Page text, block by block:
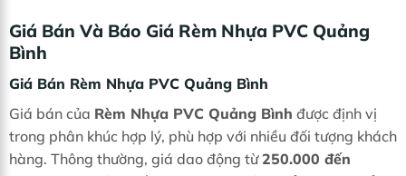
Giá Bán Và Báo Giá Rèm Nhựa PVC Quảng
Bình
Giá Bán Rèm Nhựa PVC Quảng Bình
Giá bán của Rèm Nhựa PVC Quảng Bình được định vị
trong phân khúc hợp lý, phù hợp với nhiều đối tượng khách
hàng. Thông thường, giá dao động từ 250.000 đến